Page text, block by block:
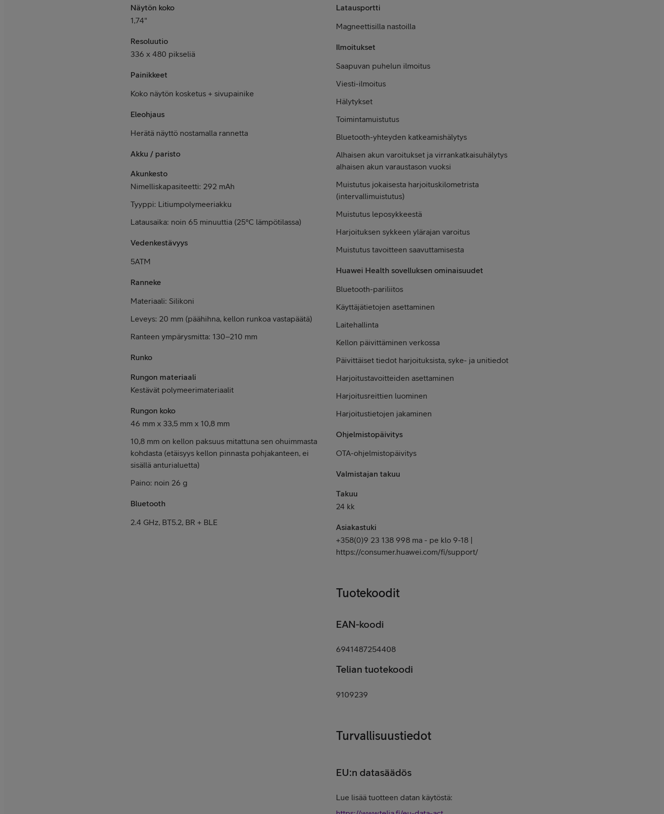
Näytön koko
1,74"
Resoluutio
336 x 480 pikseliä
Painikkeet
Koko näytön kosketus + sivupainike
Eleohjaus
Herätä näyttö nostamalla rannetta
Akku / paristo
Akunkesto
Nimelliskapasiteetti: 292 mAh
Tyyppi: Litiumpolymeeriakku
Latausaika: noin 65 minuuttia (25°C lämpötilassa)
Vedenkestävyys
5ATM
Ranneke
Materiaali: Silikoni
Leveys: 20 mm (päähihna, kellon runkoa vastapäätä)
Ranteen ympärysmitta: 130–210 mm
Runko
Rungon materiaali
Kestävät polymeerimateriaalit
Rungon koko
46 mm x 33,5 mm x 10,8 mm
10,8 mm on kellon paksuus mitattuna sen ohuimmasta
kohdasta (etäisyys kellon pinnasta pohjakanteen, ei
sisällä anturialuetta)
Paino: noin 26 g
Bluetooth
2.4 GHz, BT5.2, BR + BLE
Latausportti
Magneettisilla nastoilla
Ilmoitukset
Saapuvan puhelun ilmoitus
Viesti-ilmoitus
Hälytykset
Toimintamuistutus
Bluetooth-yhteyden katkeamishälytys
Alhaisen akun varoitukset ja virrankatkaisuhälytys
alhaisen akun varaustason vuoksi
Muistutus jokaisesta harjoituskilometrista
(intervallimuistutus)
Muistutus leposykkeestä
Harjoituksen sykkeen ylärajan varoitus
Muistutus tavoitteen saavuttamisesta
Huawei Health sovelluksen ominaisuudet
Bluetooth-pariliitos
Käyttäjätietojen asettaminen
Laitehallinta
Kellon päivittäminen verkossa
Päivittäiset tiedot harjoituksista, syke- ja unitiedot
Harjoitustavoitteiden asettaminen
Harjoitusreittien luominen
Harjoitustietojen jakaminen
Ohjelmistopäivitys
OTA-ohjelmistopäivitys
Valmistajan takuu
Takuu
24 kk
Asiakastuki
+358(0)9 23 138 998 ma - pe klo 9-18 |
https://consumer.huawei.com/fi/support/
Tuotekoodit
EAN-koodi
6941487254408
Telian tuotekoodi
9109239
Turvallisuustiedot
EU:n datasäädös
Lue lisää tuotteen datan käytöstä: